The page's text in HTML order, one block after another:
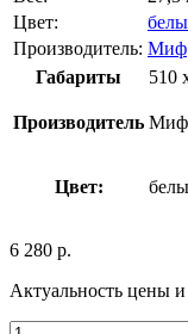
Цвет:
Производитель: Миф
Габариты
510
Производитель Миф
Цвет:
6 280 р.
Актуальность цены